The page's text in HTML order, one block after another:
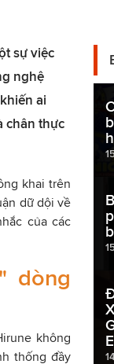
sự việc
nghệ
ai
chân thực
khai trên
dữ dội về
của các
dòng
không
thống đầy